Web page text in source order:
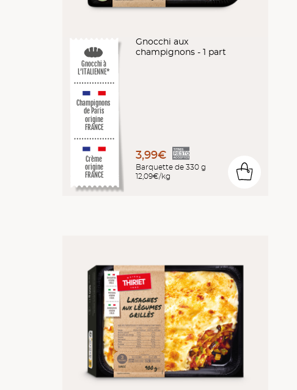
Gnocchi à
L’ITALIENNE*
Champignons
de Paris
origine
FRANCE
Crème
origine
FRANCE
Gnocchi aux
champignons - 1 part
3,99€
Barquette de 330 g
12,09€/kg
0